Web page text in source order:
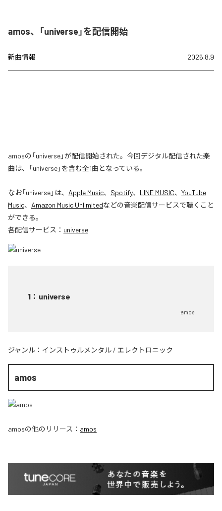
amos、「universe」を配信開始
新曲情報 2026.8.9
amosの「universe」が配信開始された。今回デジタル配信された楽
曲は、「universe」を含む全1曲となっている。
なお「universe」は、 Apple Music、 Spotify、 LINE MUSIC、 YouTube
Music、 Amazon Music Unlimitedなどの音楽配信サービスで聴くこと
ができる。
各配信サービス： universe
1 ： universe
amos
ジャンル： インストゥルメンタル / エレクトロニック
amos
amosの他のリリース： amos